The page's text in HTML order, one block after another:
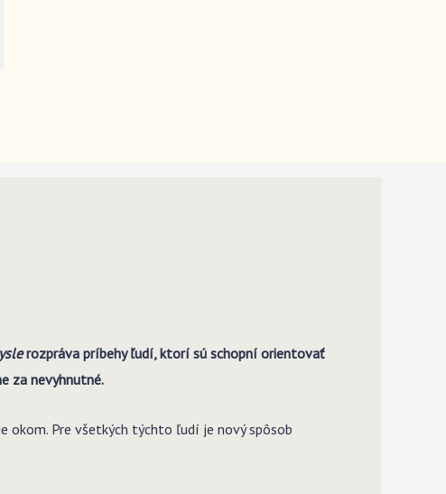
rozpráva príbehy ľudí, ktorí sú schopní orientovať
za nevyhnutné.
okom. Pre všetkých týchto ľudí je nový spôsob